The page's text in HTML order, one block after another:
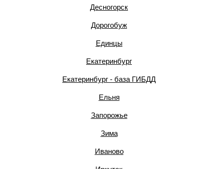
Десногорск
Дорогобуж
Единцы
Екатеринбург
Екатеринбург - база ГИБДД
Ельня
Запорожье
Зима
Иваново